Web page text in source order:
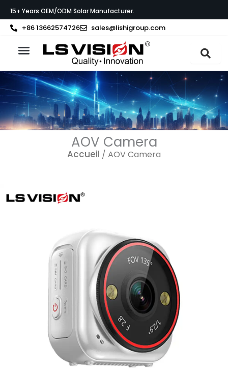
au
contenu
15+ Years OEM/ODM Solar Manufacturer.
+86 13662574726 sales@lishigroup.com
AOV Camera
Accueil / AOV Camera